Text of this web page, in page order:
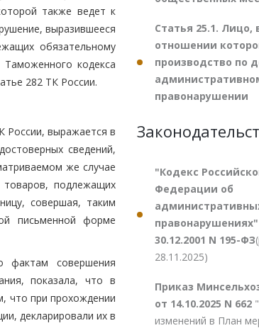
также ведет к
выразившееся
обязательному
кодекса
282 ТК России.
России, выражается в
сведений,
же случае
подлежащих
совершая, таким
письменной форме
фактам совершения
показала, что в
что при прохождении
декларировали их в
Статья 25.1. Лицо,
отношении
производство по
правонарушении
"Кодекс
Федерации об
30.12.2001 N 195-ФЗ
28.11.2025)
Приказ
от 14.10.2025 N 662
изменений в План